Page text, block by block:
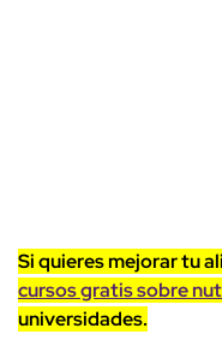
Si quieres mejorar tu
cursos gratis sobre
universidades.